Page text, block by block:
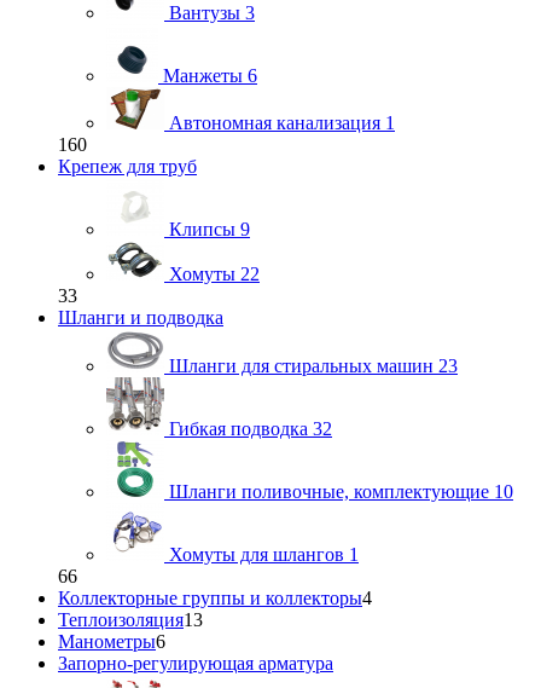
Вантузы 3
Манжеты 6
Автономная канализация 1
160
Крепеж для труб
Клипсы 9
Хомуты 22
33
Шланги и подводка
Шланги для стиральных машин 23
Гибкая подводка 32
Шланги поливочные, комплектующие 10
Хомуты для шлангов 1
66
Коллекторные группы и коллекторы4
Теплоизоляция13
Манометры6
Запорно-регулирующая арматура